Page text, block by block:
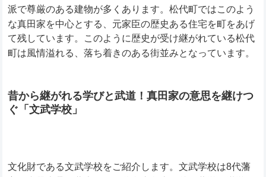
派で尊厳のある建物が多くあります。松代町ではこのよう
な真田家を中心とする、元家臣の歴史ある住宅を町をあげ
て残しています。このように歴史が受け継がれている松代
町は風情溢れる、落ち着きのある街並みとなっています。
昔から継がれる学びと武道！真田家の意思を継けつ
ぐ「文武学校」
文化財である文武学校をご紹介します。文武学校は8代藩